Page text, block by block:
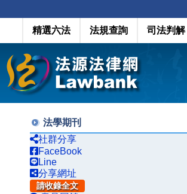
精選六法 法規查詢 司法判解
法學期刊
社群分享
FaceBook
Line
分享網址
請收錄全文